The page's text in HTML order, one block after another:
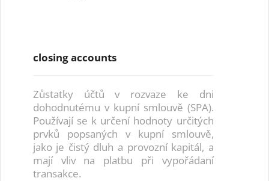
closing accounts
Zůstatky účtů v rozvaze ke dni
dohodnutému v kupní smlouvě (SPA).
Používají se k určení hodnoty určitých
prvků popsaných v kupní smlouvě,
jako je čistý dluh a provozní kapitál, a
mají vliv na platbu při vypořádaní
transakce.